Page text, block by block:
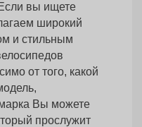
вы ищете
широкий
и стильным
от того, какой
Вы можете
прослужит